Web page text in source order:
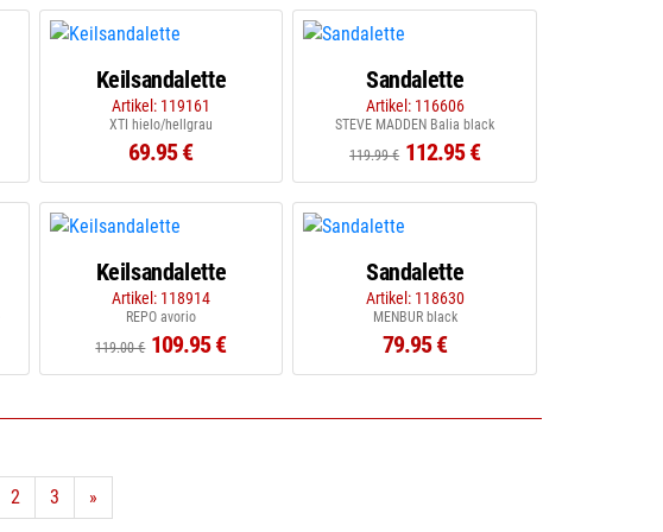
Keilsandalette
Artikel: 119161
XTI hielo/hellgrau
69.95 €
Sandalette
Artikel: 116606
STEVE MADDEN Balia black
119.99 € 112.95 €
Keilsandalette
Artikel: 118914
REPO avorio
119.00 € 109.95 €
Sandalette
Artikel: 118630
MENBUR black
79.95 €
2 3 »